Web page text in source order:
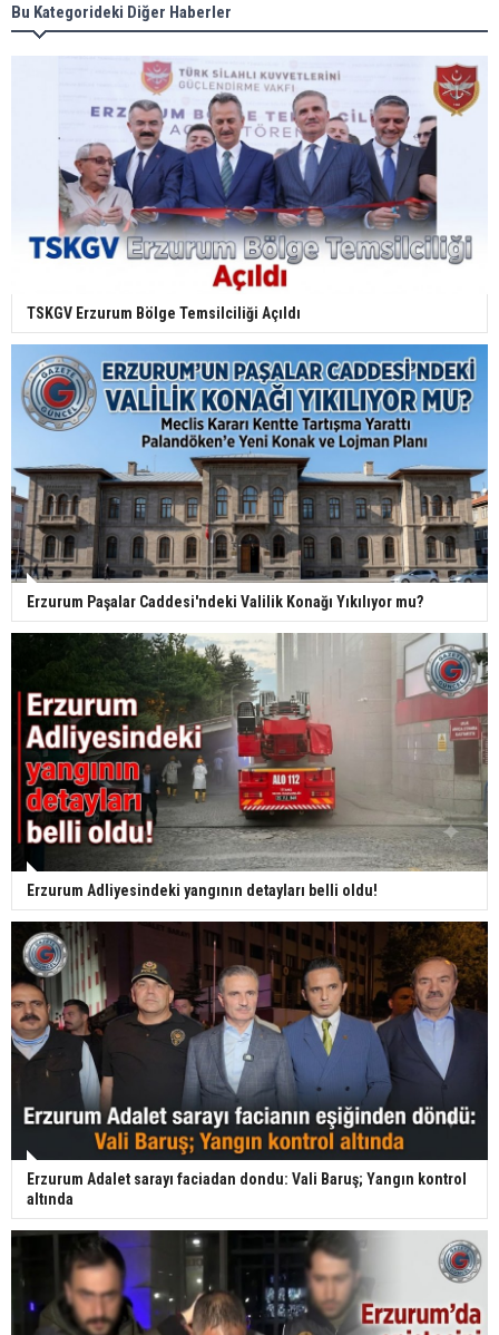
Bu Kategorideki Diğer Haberler
TSKGV Erzurum Bölge Temsilciliği Açıldı
Erzurum Paşalar Caddesi'ndeki Valilik Konağı Yıkılıyor mu?
Erzurum Adliyesindeki yangının detayları belli oldu!
Erzurum Adalet sarayı faciadan dondu: Vali Baruş; Yangın kontrol
altında